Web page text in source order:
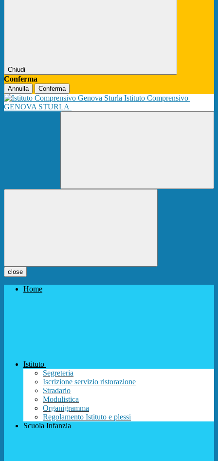
Chiudi
Conferma
Annulla Conferma
Istituto Comprensivo
GENOVA STURLA
close
Home
Istituto
Segreteria
Iscrizione servizio ristorazione
Stradario
Modulistica
Organigramma
Regolamento Istituto e plessi
Scuola Infanzia